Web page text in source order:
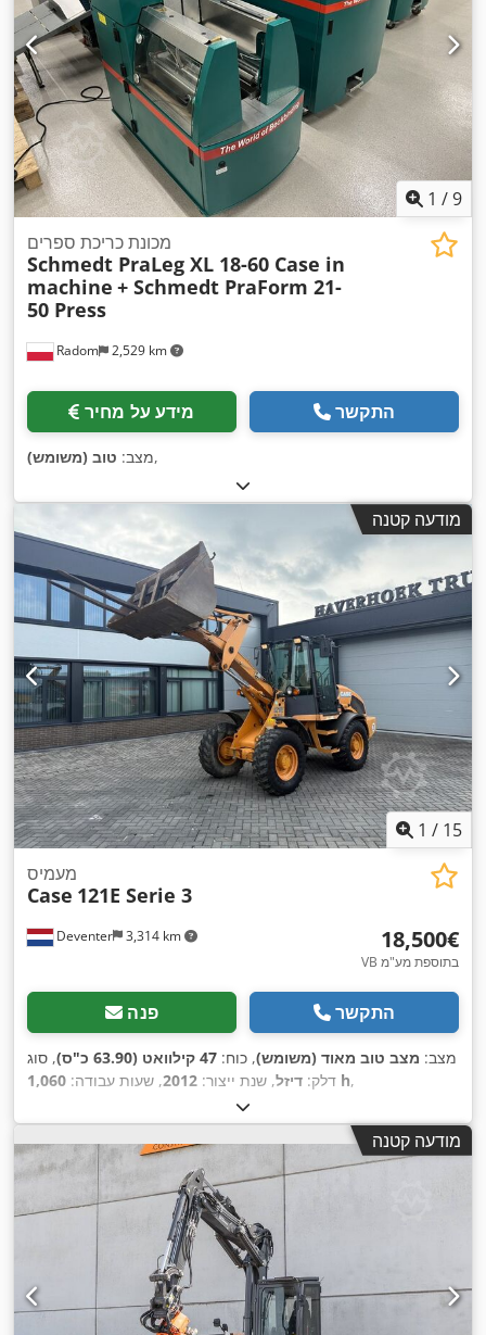
1 /9
Radom 2,529 km
מכונת כריכת ספרים
Schmedt PraLeg XL 18-60 Case in
machine + Schmedt PraForm 21-
50 Press
מידע על מחיר התקשר
מצב: טוב (משומש) ,
מודעה קטנה
1 / 15
Deventer 3,314 km
מעמיס
Case 121E Serie 3
‏18,500 ‏€
VB בתוספת מע"מ
פנה התקשר
מצב: מצב טוב מאוד (משומש), כוח: 47 קילוואט (63.90 כ"ס)
, סוג
דלק: דיזל, שנת ייצור: 2012, שעות עבודה: 1,060 h,
מודעה קטנה